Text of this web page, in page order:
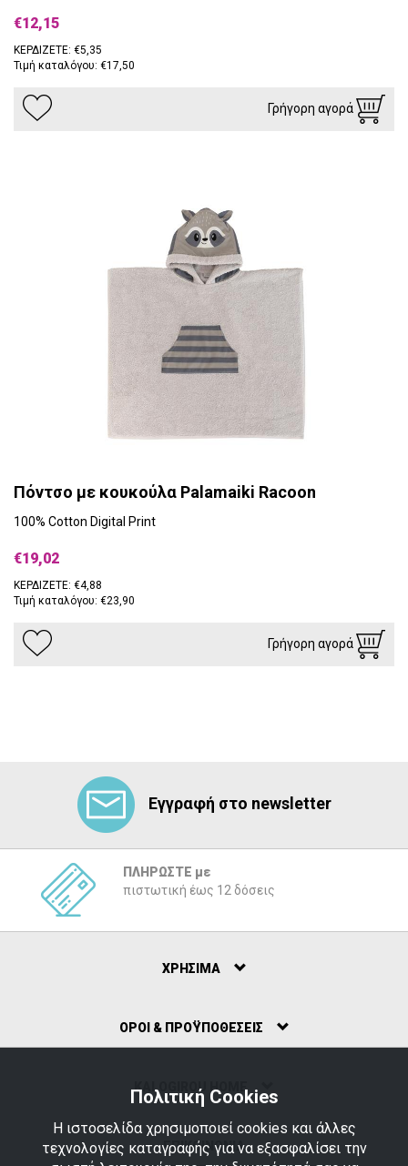
€12,15
ΚΕΡΔΙΖΕΤΕ: €5,35
Τιμή καταλόγου: €17,50
Γρήγορη αγορά
Πόντσο με κουκούλα Palamaiki Racoon
100% Cotton Digital Print
€19,02
ΚΕΡΔΙΖΕΤΕ: €4,88
Τιμή καταλόγου: €23,90
Γρήγορη αγορά
Εγγραφή στο newsletter
ΠΛΗΡΩΣΤΕ με
πιστωτική έως 12 δόσεις
ΧΡΗΣΙΜΑ
ΟΡΟΙ & ΠΡΟΫΠΟΘΕΣΕΙΣ
ΚΑLOGIROU HOME
ΕΠΙΚΟΙΝΩΝΙΑ
Πολιτική Cookies
Η ιστοσελίδα χρησιμοποιεί cookies και άλλες
τεχνολογίες καταγραφής για να εξασφαλίσει την